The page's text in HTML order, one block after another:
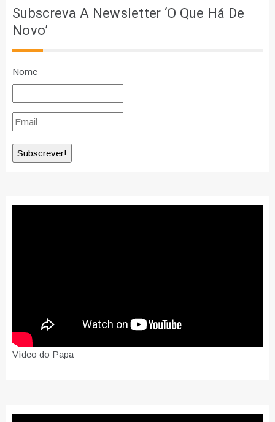
Subscreva A Newsletter ‘O Que Há De
Novo’
Nome
Vídeo do Papa